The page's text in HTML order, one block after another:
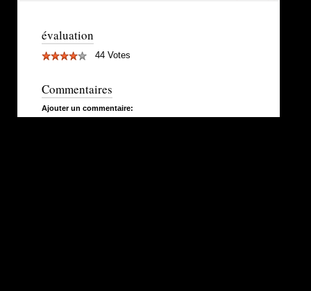
évaluation
44 Votes
Commentaires
Ajouter un commentaire: